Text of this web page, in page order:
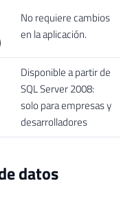
No requiere cambios
en la aplicación.
Disponible a partir de
SQL Server 2008:
solo para empresas y
desarrolladores
datos